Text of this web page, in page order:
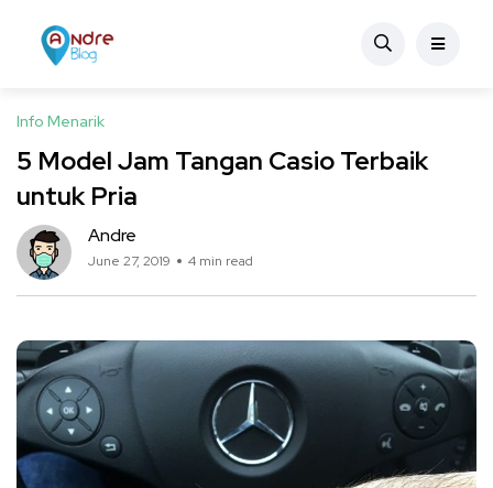
Info Menarik
5 Model Jam Tangan Casio Terbaik
untuk Pria
Andre
June 27, 2019 4 min read